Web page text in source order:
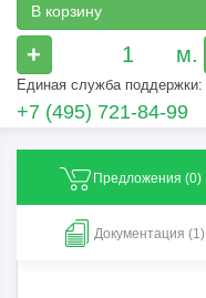
В корзину
+
Единая служба поддержки:
+7 (495) 721-84-99
Предложения (0)
Документация (1)